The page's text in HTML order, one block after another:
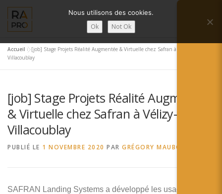
contenu
Menu
LA RÉALITÉ AUGMENTÉE ?
SERVICES RA’PRO ACTUALITÉ DE LA RA
CONTACTS
Accueil »[job] Stage Projets Réalité Augmentée & Virtuelle chez Safran à Vélizy-
Villacoublay
[job] Stage Projets Réalité Augmentée
& Virtuelle chez Safran à Vélizy-
Villacoublay
PUBLIÉ LE 1 NOVEMBRE 2020 PAR GRÉGORY MAUBON
SAFRAN Landing Systems a développé les usages de la
Nous utilisons des cookies.
Ok Not Ok